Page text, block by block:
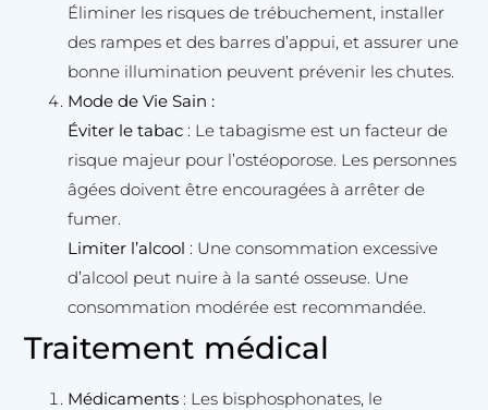
Éliminer les risques de trébuchement, installer
des rampes et des barres d’appui, et assurer une
bonne illumination peuvent prévenir les chutes.
Mode de Vie Sain :
Éviter le tabac : Le tabagisme est un facteur de
risque majeur pour l’ostéoporose. Les personnes
âgées doivent être encouragées à arrêter de
fumer.
Limiter l’alcool : Une consommation excessive
d’alcool peut nuire à la santé osseuse. Une
consommation modérée est recommandée.
Traitement médical
Médicaments : Les bisphosphonates, le